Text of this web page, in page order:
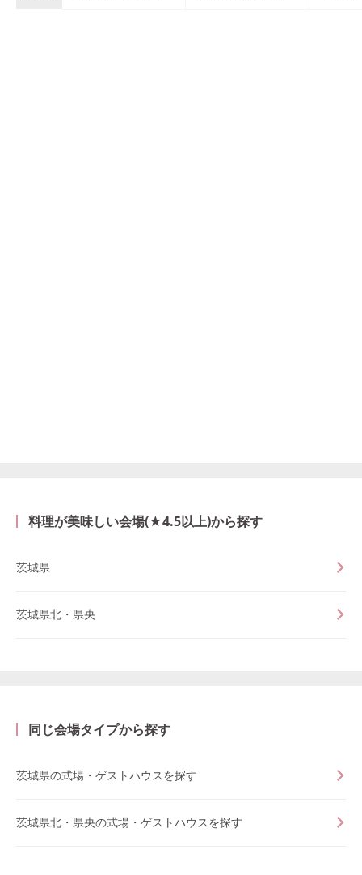
料理が美味しい会場(★4.5以上)から探す
茨城県
茨城県北・県央
同じ会場タイプから探す
茨城県の式場・ゲストハウスを探す
茨城県北・県央の式場・ゲストハウスを探す